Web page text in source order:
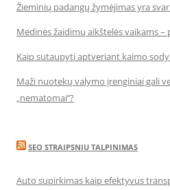
Žieminių padangų žymėjimas yra
Medinės žaidimų aikštelės vaikams
Kaip sutaupyti aptveriant kaimo
Maži nuotekų valymo įrenginiai gali
„nematomai‘‘?
SEO STRAIPSNIU TALPINIMAS
Auto supirkimas kaip efektyvus